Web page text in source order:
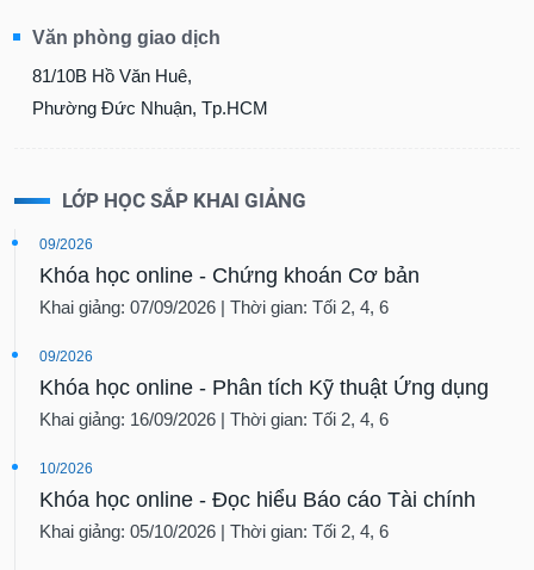
Văn phòng giao dịch
81/10B Hồ Văn Huê,
Phường Đức Nhuận, Tp.HCM
LỚP HỌC SẮP KHAI GIẢNG
09/2026
Khóa học online - Chứng khoán Cơ bản
Khai giảng: 07/09/2026 | Thời gian: Tối 2, 4, 6
09/2026
Khóa học online - Phân tích Kỹ thuật Ứng dụng
Khai giảng: 16/09/2026 | Thời gian: Tối 2, 4, 6
10/2026
Khóa học online - Đọc hiểu Báo cáo Tài chính
Khai giảng: 05/10/2026 | Thời gian: Tối 2, 4, 6